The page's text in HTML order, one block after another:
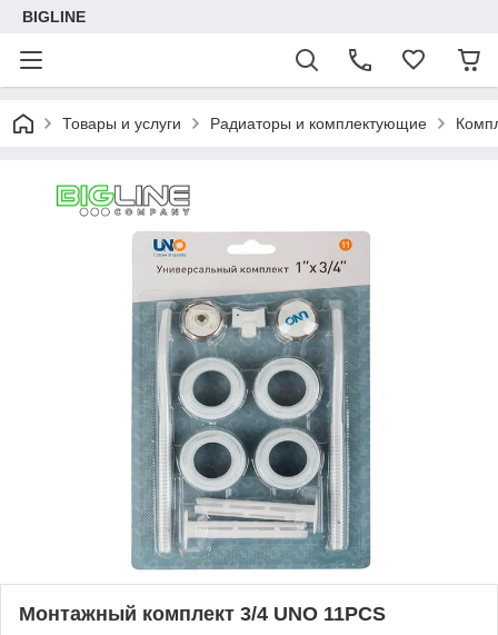
BIGLINE
Товары и услуги Радиаторы и комплектующие
Монтажный комплект 3/4 UNO 11PCS